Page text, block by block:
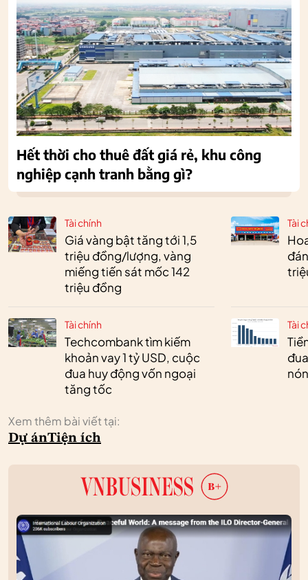
Tài chính
Giá vàng bật tăng tới 1,5
triệu đồng/lượng, vàng
miếng tiến sát mốc 142
triệu đồng
Tài chính
Techcombank tìm kiếm
khoản vay 1 tỷ USD, cuộc
đua huy động vốn ngoại
tăng tốc
Tài
Tài
Xem thêm bài viết tại:
Dự ánTiện ích
Hết thời cho thuê đất giá rẻ, khu công
nghiệp cạnh tranh bằng gì?